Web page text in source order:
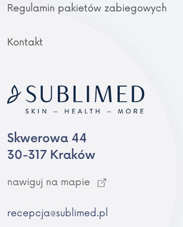
Regulamin pakietów zabiegowych
Kontakt
Skwerowa 44
30-317 Kraków
nawiguj na mapie
recepcja@sublimed.pl